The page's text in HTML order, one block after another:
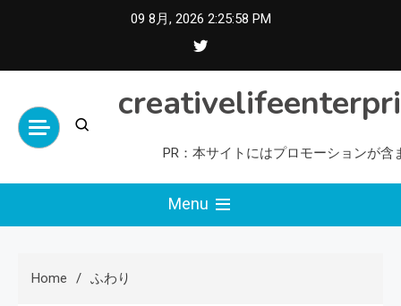
09 8月, 2026 2:25:59 PM
PR：本サイトにはプロモーションが含
Menu
Home ふわり